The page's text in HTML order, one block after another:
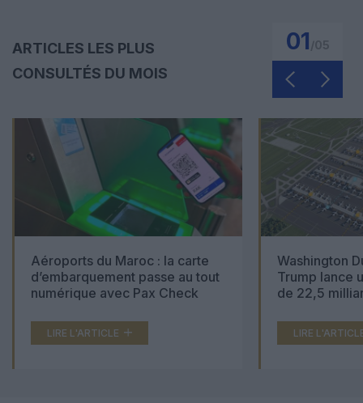
ARTICLES LES PLUS
CONSULTÉS DU MOIS
01
Aéroports du Maroc : la carte
d’embarquement passe au tout
numérique avec Pax Check
LIRE L'ARTICLE
Washington
Trump lance
de 22,5
LIRE